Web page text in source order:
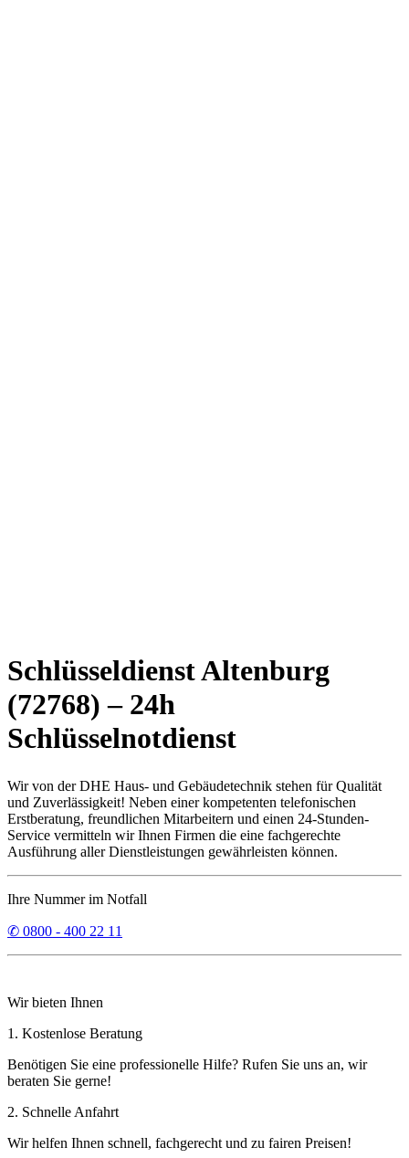
Schlüsseldienst Altenburg
(72768) – 24h
Schlüsselnotdienst
Wir von der DHE Haus- und Gebäudetechnik stehen für Qualität
und Zuverlässigkeit! Neben einer kompetenten telefonischen
Erstberatung, freundlichen Mitarbeitern und einen 24-Stunden-
Service vermitteln wir Ihnen Firmen die eine fachgerechte
Ausführung aller Dienstleistungen gewährleisten können.
Ihre Nummer im Notfall
✆ 0800 - 400 22 11
Wir bieten Ihnen
1. Kostenlose Beratung
Benötigen Sie eine professionelle Hilfe? Rufen Sie uns an, wir
beraten Sie gerne!
2. Schnelle Anfahrt
Wir helfen Ihnen schnell, fachgerecht und zu fairen Preisen!